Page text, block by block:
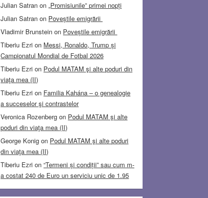
Julian Satran on„Promisiunile” primei nopți
Julian Satran on Poveștile emigrării
Vladimir Brunstein on Poveștile emigrării
Tiberiu Ezri on Messi, Ronaldo, Trump și
Campionatul Mondial de Fotbal 2026
Tiberiu Ezri on Podul MATAM şi alte poduri din
viaţa mea (II)
Tiberiu Ezri on Familia Kahána – o genealogie
a succeselor şi contrastelor
Veronica Rozenberg on Podul MATAM şi alte
poduri din viaţa mea (II)
George Konig on Podul MATAM şi alte poduri
din viaţa mea (II)
Tiberiu Ezri on“Termeni și condiții” sau cum m-
a costat 240 de Euro un serviciu unic de 1.95